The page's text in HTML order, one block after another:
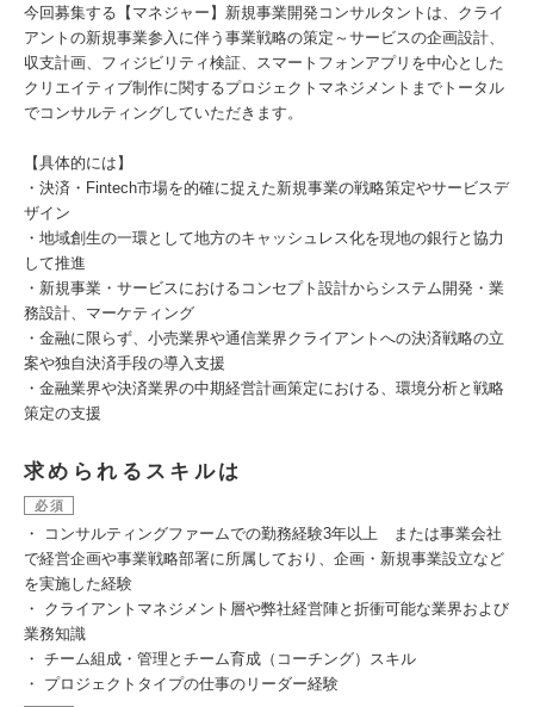
今回募集する【マネジャー】新規事業開発コンサルタントは、クライ
アントの新規事業参入に伴う事業戦略の策定～サービスの企画設計、
収支計画、フィジビリティ検証、スマートフォンアプリを中心とした
クリエイティブ制作に関するプロジェクトマネジメントまでトータル
でコンサルティングしていただきます。
【具体的には】
・決済・Fintech市場を的確に捉えた新規事業の戦略策定やサービスデ
ザイン
・地域創生の一環として地方のキャッシュレス化を現地の銀行と協力
して推進
・新規事業・サービスにおけるコンセプト設計からシステム開発・業
務設計、マーケティング
・金融に限らず、小売業界や通信業界クライアントへの決済戦略の立
案や独自決済手段の導入支援
・金融業界や決済業界の中期経営計画策定における、環境分析と戦略
策定の支援
求められるスキルは
必須
・ コンサルティングファームでの勤務経験3年以上 または事業会社
で経営企画や事業戦略部署に所属しており、企画・新規事業設立など
を実施した経験
・ クライアントマネジメント層や弊社経営陣と折衝可能な業界および
業務知識
・ チーム組成・管理とチーム育成（コーチング）スキル
・ プロジェクトタイプの仕事のリーダー経験